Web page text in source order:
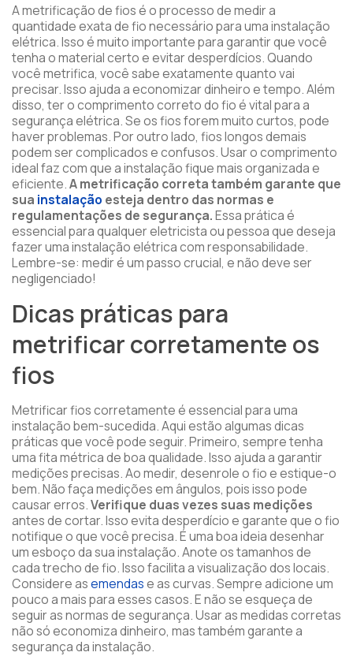
A metrificação de fios é o processo de medir a
quantidade exata de fio necessário para uma instalação
elétrica. Isso é muito importante para garantir que você
tenha o material certo e evitar desperdícios. Quando
você metrifica, você sabe exatamente quanto vai
precisar. Isso ajuda a economizar dinheiro e tempo. Além
disso, ter o comprimento correto do fio é vital para a
segurança elétrica. Se os fios forem muito curtos, pode
haver problemas. Por outro lado, fios longos demais
podem ser complicados e confusos. Usar o comprimento
ideal faz com que a instalação fique mais organizada e
eficiente.A metrificação correta também garante que
sua instalação esteja dentro das normas e
regulamentações de segurança.Essa prática é
essencial para qualquer eletricista ou pessoa que deseja
fazer uma instalação elétrica com responsabilidade.
Lembre-se: medir é um passo crucial, e não deve ser
negligenciado!
Dicas práticas para
metrificar corretamente os
fios
Metrificar fios corretamente é essencial para uma
instalação bem-sucedida. Aqui estão algumas dicas
práticas que você pode seguir. Primeiro, sempre tenha
uma fita métrica de boa qualidade. Isso ajuda a garantir
medições precisas. Ao medir, desenrole o fio e estique-o
bem. Não faça medições em ângulos, pois isso pode
causar erros.Verifique duas vezes suas medições
antes de cortar. Isso evita desperdício e garante que o fio
notifique o que você precisa. É uma boa ideia desenhar
um esboço da sua instalação. Anote os tamanhos de
cada trecho de fio. Isso facilita a visualização dos locais.
Considere asemendase as curvas. Sempre adicione um
pouco a mais para esses casos. E não se esqueça de
seguir as normas de segurança. Usar as medidas corretas
não só economiza dinheiro, mas também garante a
segurança da instalação.